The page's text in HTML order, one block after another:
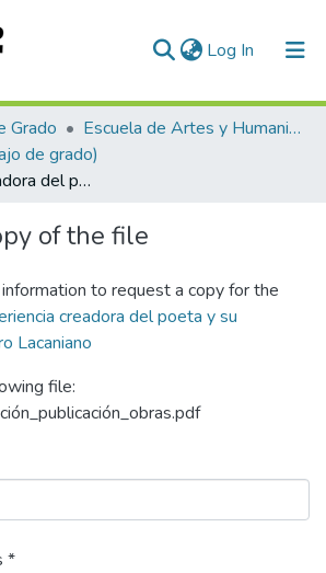
Log In (current)
Grado
Escuela de Artes y Humanidades
de grado)
Experiencia creadora del poeta y su encuentro con el otro Lacaniano
of the file
to request a copy for the
creadora del poeta y su
Lacaniano
file:
*